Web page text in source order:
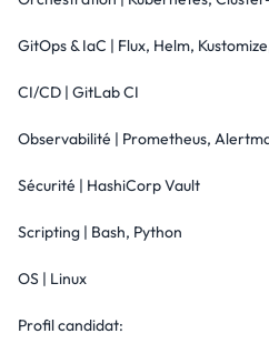
GitOps & IaC | Flux, Helm,
CI/CD | GitLab CI
Observabilité | Prometheus,
Sécurité | HashiCorp Vault
Scripting | Bash, Python
OS | Linux
Profil candidat: